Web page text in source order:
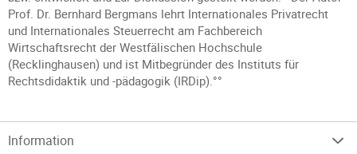
Prof. Dr. Bernhard Bergmans lehrt Internationales Privatrecht
und Internationales Steuerrecht am Fachbereich
Wirtschaftsrecht der Westfälischen Hochschule
(Recklinghausen) und ist Mitbegründer des Instituts für
Rechtsdidaktik und -pädagogik (IRDip).°°
Information